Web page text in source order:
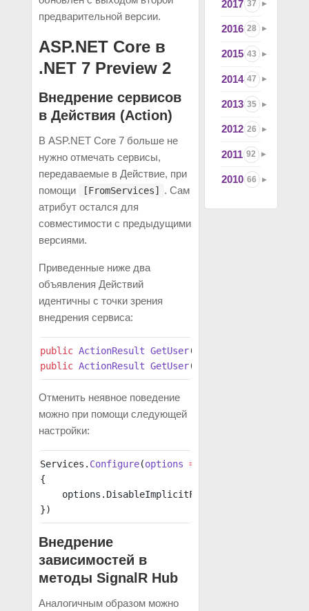
предварительной версии.
ASP.NET Core в
.NET 7 Preview 2
Внедрение сервисов
в Действия (Action)
В ASP.NET Core 7 больше не
нужно отмечать сервисы,
передаваемые в Действие, при
помощи
[FromServices]
. Cам
атрибут остался для
совместимости с предыдущими
версиями.
Приведенные ниже два
объявления Действий
идентичны с точки зрения
внедрения сервиса:
public ActionResult GetUser([
public ActionResult GetUser(
Отменить неявное поведение
можно при помощи следующей
настройки:
Services. Configure(options =>
{
})
Внедрение
зависимостей в
методы SignalR Hub
Аналогичным образом можно
2017 37
2016 28
2015 43
2014 47
2013 35
2012 26
2011 92
2010 66